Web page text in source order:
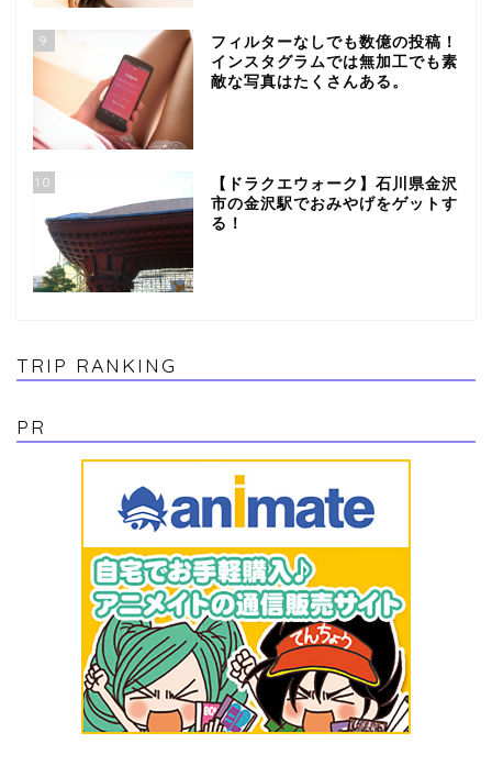
9
フィルターなしでも数億の投稿！
インスタグラムでは無加工でも素
敵な写真はたくさんある。
10
【ドラクエウォーク】石川県金沢
市の金沢駅でおみやげをゲットす
る！
TRIP RANKING
PR